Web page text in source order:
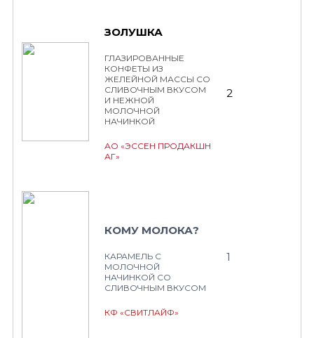
ЗОЛУШКА
ГЛАЗИРОВАННЫЕ
КОНФЕТЫ ИЗ
ЖЕЛЕЙНОЙ МАССЫ СО
СЛИВОЧНЫМ ВКУСОМ
И НЕЖНОЙ
МОЛОЧНОЙ
НАЧИНКОЙ
АО «ЭССЕН ПРОДАКШН
АГ»
2
КОМУ МОЛОКА?
КАРАМЕЛЬ С
МОЛОЧНОЙ
НАЧИНКОЙ СО
СЛИВОЧНЫМ ВКУСОМ
КФ «СВИТЛАЙФ»
1